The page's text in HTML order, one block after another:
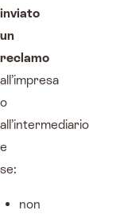
inviato
un
reclamo
all’impresa
o
all’intermediario
e
se:
non